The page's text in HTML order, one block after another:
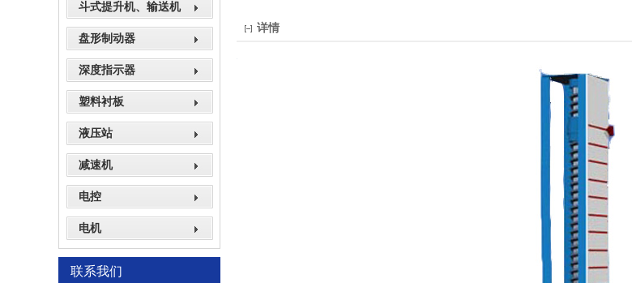
斗式提升机、输送机
盘形制动器
深度指示器
塑料衬板
液压站
减速机
电控
电机
联系我们
详情